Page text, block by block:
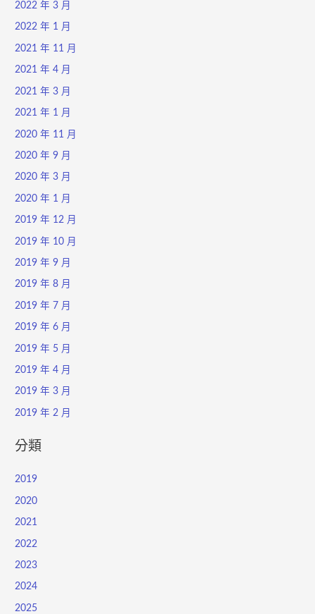
2022 年 3 月
2022 年 1 月
2021 年 11 月
2021 年 4 月
2021 年 3 月
2021 年 1 月
2020 年 11 月
2020 年 9 月
2020 年 3 月
2020 年 1 月
2019 年 12 月
2019 年 10 月
2019 年 9 月
2019 年 8 月
2019 年 7 月
2019 年 6 月
2019 年 5 月
2019 年 4 月
2019 年 3 月
2019 年 2 月
分類
2019
2020
2021
2022
2023
2024
2025